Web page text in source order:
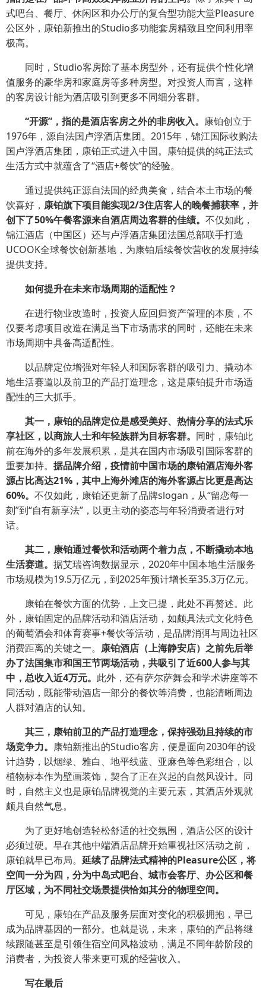
式吧台、餐厅、休闲区和办公厅的复合型功能大堂Pleasure
公区外，康铂新推出的Studio多功能套房精致且空间利用率
极高。
同时，Studio客房除了基本房型外，还有提供个性化增
值服务的豪华房和家庭房等多种房型。对投资人而言，这样
的客房设计能为酒店吸引到更多不同细分客群。
“开源”，指的是酒店客房之外的非房收入。 康铂创立于
1976年，源自法国卢浮酒店集团。2015年，锦江国际收购法
国卢浮酒店集团，康铂正式进入中国。康铂提供的纯正法式
生活方式中就蕴含了“酒店+餐饮”的经验。
通过提供纯正源自法国的经典美食，结合本土市场的餐
饮喜好， 康铂旗下项目能实现2/3住店客人的晚餐捕获率，并
创下了50%午餐客源来自酒店周边客群的佳绩。 不仅如此，
锦江酒店（中国区）还与卢浮酒店集团法国总部联手打造
UCOOK全球餐饮创新基地，为康铂后续餐饮营收的发展持续
提供支持。
如何提升在未来市场周期的适配性？
在进行物业改造时，投资人应回归资产管理的本质，不
仅要考虑项目改造在满足当下市场需求的同时，还能在未来
市场周期中具备高适配性。
以品牌定位增强对年轻人和国际客群的吸引力、撬动本
地生活赛道以及前卫的产品打造理念，这是康铂提升市场适
配性的三大抓手。
其一，康铂的品牌定位是感受美好、热情分享的法式乐
享社区，以商旅人士和年轻族群为目标客群。 同时，康铂此
前在海外的多年发展积累，是其在国内市场吸引国际客群的
重要加持。 据品牌介绍，疫情前中国市场的康铂酒店海外客
源占比高达21%，其中上海外滩店的海外客源占比更是高达
60%。 不仅如此，康铂还更新了品牌slogan，从“留恋每一
刻”到“自有新享法”，以更主动的姿态与年轻消费者进行对
话。
其二，康铂通过餐饮和活动两个着力点，不断撬动本地
生活赛道。 据艾瑞咨询数据显示，2020年中国本地生活服务
市场规模为19.5万亿元，到2025年预计增长至35.3万亿元。
康铂在餐饮方面的优势，上文已提，此处不再赘述。此
外，康铂固定的品牌活动和酒店活动，如颇具法式文化特色
的葡萄酒会和体育赛事+餐饮等活动，是品牌消弭与周边社区
消费距离的关键之一。 康铂酒店（上海静安店）之前先后举
办了法国集市和国王节两场活动，共吸引了近600人参与其
中，总收入近4万元。 此外，还有萨尔萨舞会和学术讲座等不
同活动，既能带动酒店一部分的餐饮等消费，也能清晰周边
人群对酒店的认知。
其三，康铂前卫的产品打造理念，保持强劲且持续的市
场竞争力。 康铂新推出的Studio客房，便是面向2030年的设
计趋势，以烟绿、雅白、地平线蓝、亚麻色等色彩组合，以
植物标本作为壁画装饰，契合了正在兴起的自然风设计。同
时，自然主义也是康铂品牌视觉的主要元素，其酒店外观就
颇具自然气息。
为了更好地创造轻松舒适的社交氛围，酒店公区的设计
必须过硬。早在其他中端酒店品牌开始重视社区活动之前，
康铂就早已布局。 延续了品牌法式精神的Pleasure公区，将
空间一分为四，分为中岛式吧台、城市会客厅、办公区和餐
厅区域，为不同社交场景提供恰如其分的物理空间。
可见，康铂在产品及服务层面对变化的积极拥抱，早已
成为品牌基因的一部分。也就是说，未来，康铂的产品将继
续跟随甚至是引领住宿空间风格波动，满足不同年龄阶段的
消费者，为投资人带来更可观的经营收入。
写在最后